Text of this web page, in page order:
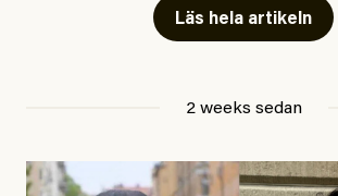
Läs hela artikeln
2 weeks sedan